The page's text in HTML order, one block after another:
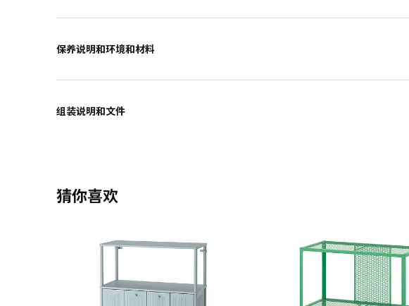
保养说明和环境和材料
组装说明和文件
猜你喜欢